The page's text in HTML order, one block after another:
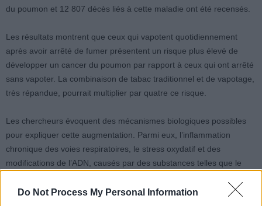
Do Not Process My Personal Information
du poumon et 12 807 décès liés à cette maladie ont été recensés.
Les résultats montrent que ceux qui vapotent quotidiennement
après avoir arrêté de fumer présentent un risque plus élevé de
développer un cancer du poumon par rapport à ceux qui ont arrêté
sans vapoter. La combinaison de tabac traditionnel et de vapotage,
très répandue, pourrait multiplier par quatre ce risque.
Les chercheurs évoquent des mécanismes biologiques possibles
pour expliquer cette augmentation. Parmi eux, l’inflammation
chronique des voies respiratoires, le stress oxydatif et des
modifications de l’ADN, causés par des substances telles que le